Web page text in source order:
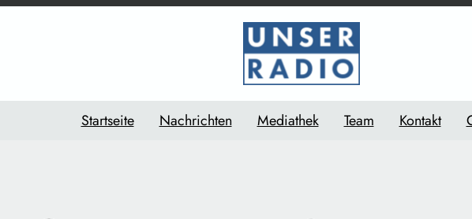
Startseite Nachrichten Mediathek Team Kontakt